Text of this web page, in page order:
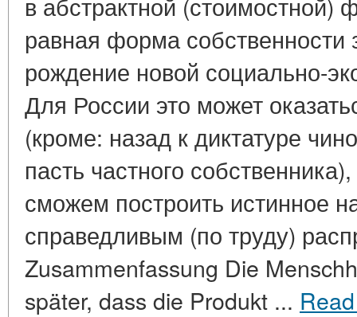
равная форма собственности
рождение новой социально-
Для России это может
(кроме: назад к диктатуре
пасть частного
сможем построить истинное
справедливым (по труду)
Zusammenfassung Die
später, dass die Produkt ...